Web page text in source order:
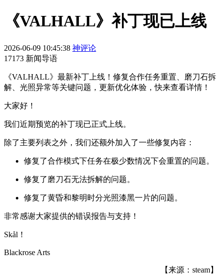
《VALHALL》补丁现已上线
2026-06-09 10:45:38 神评论
17173 新闻导语
《VALHALL》最新补丁上线！修复合作任务重置、磨刀石拆
解、光照异常等关键问题，更新优化体验，快来查看详情！
大家好！
我们近期预览的补丁现已正式上线。
除了主要列表之外，我们还额外加入了一些修复内容：
修复了合作模式下任务在极少数情况下会重置的问题。
修复了磨刀石无法拆解的问题。
修复了黄昏和黎明时分光照漆黑一片的问题。
非常感谢大家提供的错误报告与支持！
Skål！
Blackrose Arts
【来源：steam】